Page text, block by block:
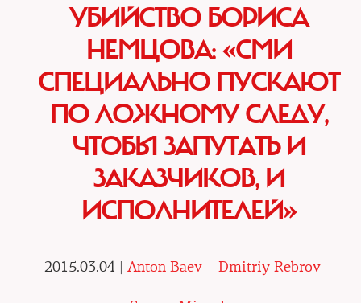
УБИЙСТВО БОРИСА
НЕМЦОВА: «СМИ
СПЕЦИАЛЬНО ПУСКАЮТ
ПО ЛОЖНОМУ СЛЕДУ,
ЧТОБЫ ЗАПУТАТЬ И
ЗАКАЗЧИКОВ, И
ИСПОЛНИТЕЛЕЙ»
2015.03.04 | Anton Baev Dmitriy Rebrov